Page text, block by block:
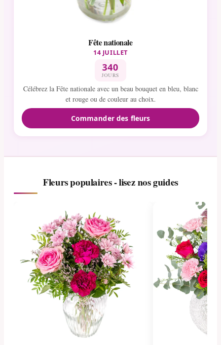
Fête nationale
14 JUILLET
340
JOURS
Célébrez la Fête nationale avec un beau bouquet en bleu, blanc
et rouge ou de couleur au choix.
Commander des fleurs
Fleurs populaires - lisez nos guides